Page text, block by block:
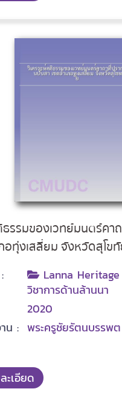
ธรรมของเวทย์มนตร์คา
อทุ่งเสลี่ยม จังหวัดสุโข
Lanna
วิชาการด้านล้านนา
2020
น : พระครูชัยรัตนบรรพต
ะเอียด